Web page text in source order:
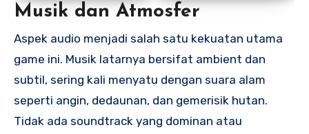
Musik dan Atmosfer
Aspek audio menjadi salah satu kekuatan utama
game ini. Musik latarnya bersifat ambient dan
subtil, sering kali menyatu dengan suara alam
seperti angin, dedaunan, dan gemerisik hutan.
Tidak ada soundtrack yang dominan atau